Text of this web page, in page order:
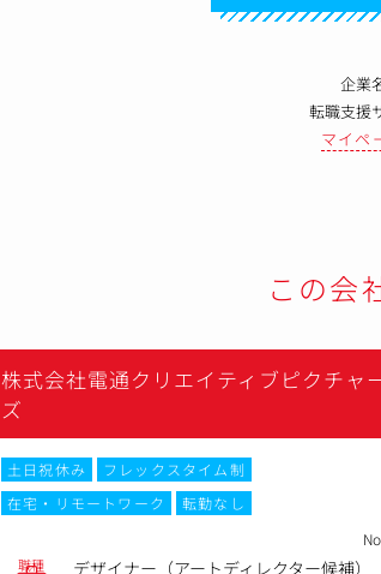
企業
転職支援
マイペ
この会
株式会社電通クリエイティブピクチャ
ズ
土日祝休み
フレックスタイム制
在宅・リモートワーク
転勤なし
職種 デザイナー（アートディレクター候補）